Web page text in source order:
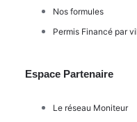
Nos formules
Permis Financé par
Espace Partenaire
Le réseau Moniteur